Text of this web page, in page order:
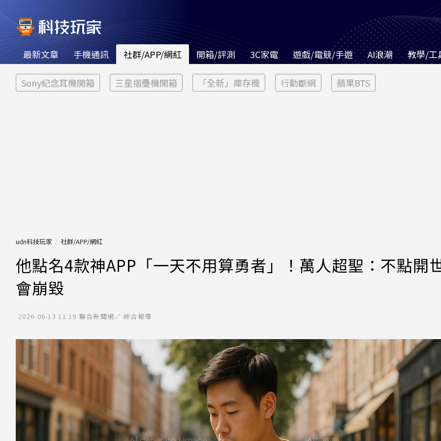
最新文章 手機通訊 社群/APP/網紅 開箱/評測 3C家電 遊戲/電競/手遊 AI浪潮 教學/工
Sony紀念耳機開箱 三星摺疊機開箱 「全新」庫存機 行動斷網 蘋果BTS
udn科技玩家 社群/APP/網紅
他點名4款神APP「一天不用算勇者」！萬人超聖：不點開
會崩毀
2026-06-13 11:19 聯合新聞網／ 綜合報導